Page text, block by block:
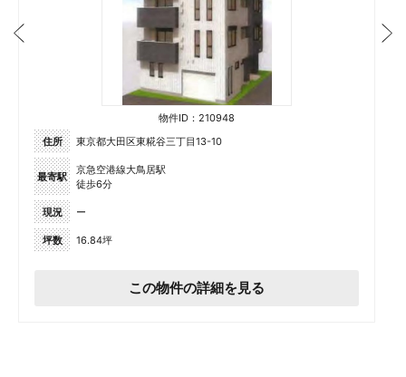
物件ID：210948
住所
東京都大田区東糀谷三丁目13-10
最寄駅
京急空港線大鳥居駅
徒歩6分
現況 ー
坪数 16.84坪
この物件の詳細を見る